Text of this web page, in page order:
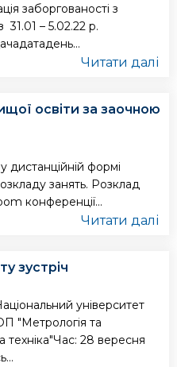
заборгованості з
– 5.02.22 р.
Читати далі
освіти за заочною
дистанційній формі
занять. Розклад
конференції...
Читати далі
зустріч
університет
"Метрологія та
техніка"Час: 28 вересня